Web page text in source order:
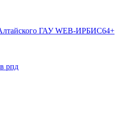
Алтайского ГАУ WEB-ИРБИС64+
рпд